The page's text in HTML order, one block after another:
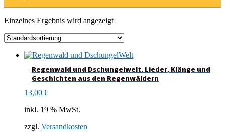
Einzelnes Ergebnis wird angezeigt
Regenwald und Dschungelwelt. Lieder, Klänge und
Geschichten aus den Regenwäldern
13,00 €
inkl. 19 % MwSt.
zzgl. Versandkosten